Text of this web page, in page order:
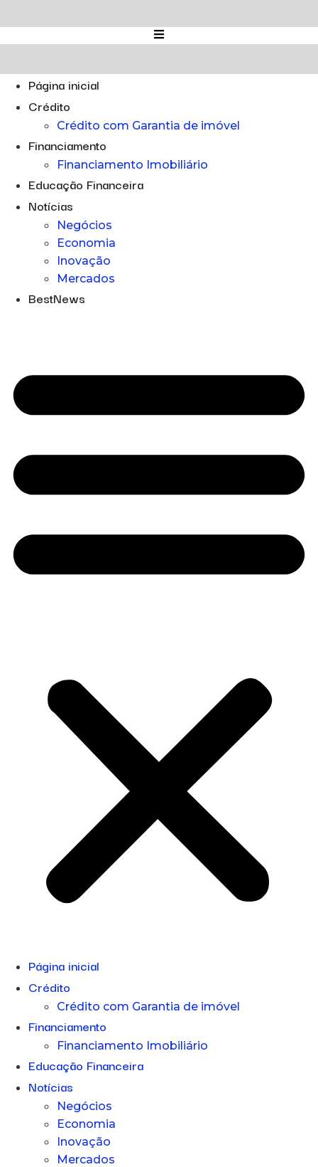
para
o
Página inicial
Crédito
Crédito com Garantia de imóvel
Financiamento
Financiamento Imobiliário
Educação Financeira
Notícias
Negócios
Economia
Inovação
Mercados
BestNews
Página inicial
Crédito
Crédito com Garantia de imóvel
Financiamento
Financiamento Imobiliário
Educação Financeira
Notícias
Negócios
Economia
Inovação
Mercados